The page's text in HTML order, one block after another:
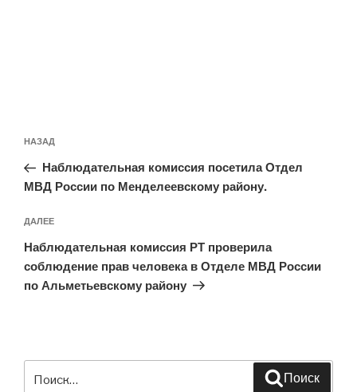
по
записям
Предыдущая
запись:
НАЗАД
Наблюдательная комиссия посетила Отдел
МВД России по Менделеевскому району.
Следующая
запись
ДАЛЕЕ
Наблюдательная комиссия РТ проверила
соблюдение прав человека в Отделе МВД России
по Альметьевскому району
Поиск